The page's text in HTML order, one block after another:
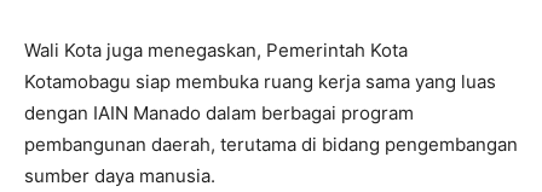
Wali Kota juga menegaskan, Pemerintah Kota
Kotamobagu siap membuka ruang kerja sama yang luas
dengan IAIN Manado dalam berbagai program
pembangunan daerah, terutama di bidang pengembangan
sumber daya manusia.